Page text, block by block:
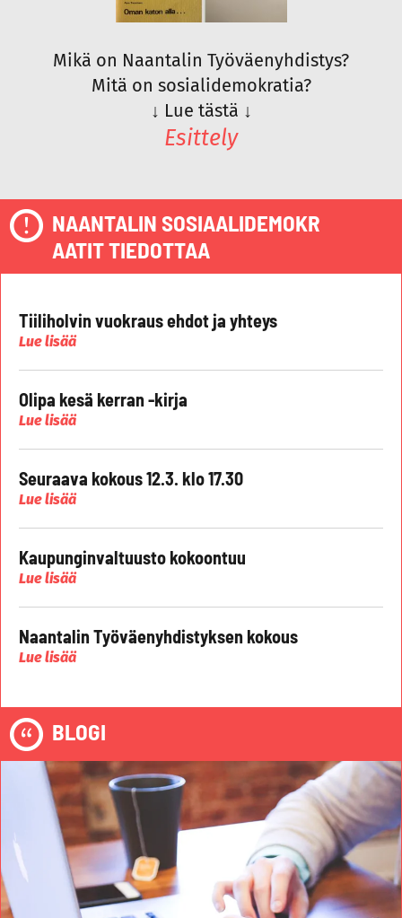
Mikä on Naantalin Työväenyhdistys?
Mitä on sosialidemokratia?
↓ Lue tästä ↓
Esittely
NAANTALIN SOSIAALIDEMOKR
AATIT TIEDOTTAA
Tiiliholvin vuokraus ehdot ja yhteys
Lue lisää
Olipa kesä kerran -kirja
Lue lisää
Seuraava kokous 12.3. klo 17.30
Lue lisää
Kaupunginvaltuusto kokoontuu
Lue lisää
Naantalin Työväenyhdistyksen kokous
Lue lisää
BLOGI